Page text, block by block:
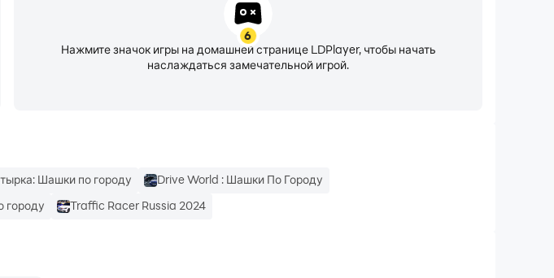
6
Нажмите значок игры на домашней странице LDPlayer, чтобы начать
наслаждаться замечательной игрой.
Шашки по городу
Drive World : Шашки По Городу
городу Traffic Racer Russia 2024